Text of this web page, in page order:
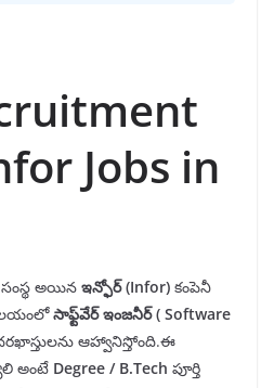
Jobs in
సంస్థ అయిన ఇన్ఫోర్(Infor) కంపెనీ
సాఫ్ట్వేర్ ఇంజనీర్( Software
ఆహ్వానిస్తోంది.ఈ
అంటే Degree / B.Tech పూర్తి